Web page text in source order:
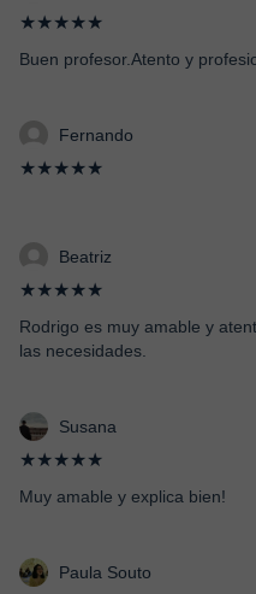
★★★★★
Buen profesor.Atento y
Fernando
★★★★★
Beatriz
★★★★★
Rodrigo es muy amable y
las necesidades.
Susana
★★★★★
Muy amable y explica bien!
Paula Souto